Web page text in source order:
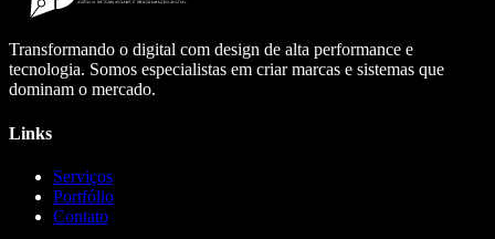
Transformando o digital com design de alta performance e
tecnologia. Somos especialistas em criar marcas e sistemas que
dominam o mercado.
Links
Serviços
Portfólio
Contato